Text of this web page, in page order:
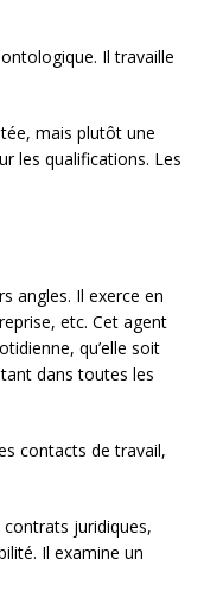
Il travaille
mais plutôt une
les qualifications. Les
angles. Il exerce en
etc. Cet agent
qu’elle soit
dans toutes les
contacts de travail,
juridiques,
Il examine un